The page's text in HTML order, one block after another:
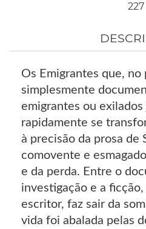
227
Os Emigrantes que,
simplesmente
emigrantes ou
rapidamente se
à precisão da prosa de
comovente e
e da perda. Entre o
investigação e a
escritor, faz sair da
vida foi abalada pelas